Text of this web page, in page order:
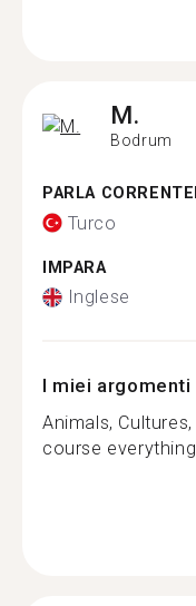
M.
Bodrum
PARLA
Turco
IMPARA
Inglese
I miei
Animals,
course